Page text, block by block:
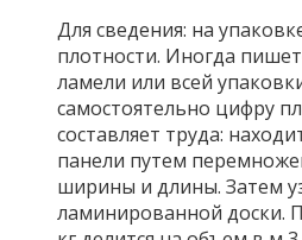
Для сведения: на
плотности. Иногда
ламели или всей
самостоятельно цифру
составляет труда:
панели путем
ширины и длины. Затем
ламинированной доски.